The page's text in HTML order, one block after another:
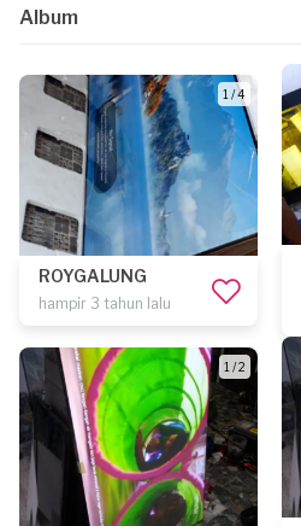
Album
1 / 4
ROYGALUNG
hampir 3 tahun lalu
1 / 2